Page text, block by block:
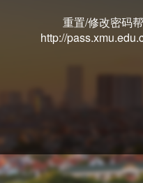
重置/修改密码
http://